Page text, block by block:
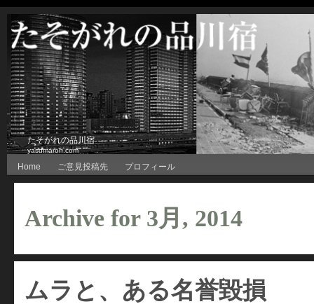
たそがれの品川宿
yasumaroh.com
Home ご意見投稿先 プロフィール
Archive for 3月, 2014
ムラと、ある名誉毀損